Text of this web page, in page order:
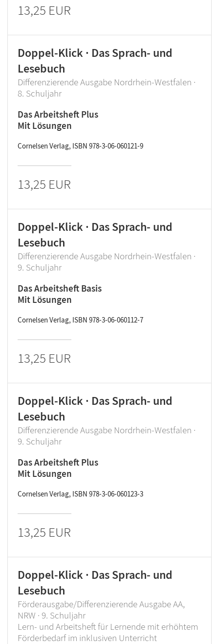
13,25 EUR
Doppel-Klick · Das Sprach- und
Lesebuch
Differenzierende Ausgabe Nordrhein-Westfalen ·
8. Schuljahr
Das Arbeitsheft Plus
Mit Lösungen
Cornelsen Verlag, ISBN 978-3-06-060121-9
13,25 EUR
Doppel-Klick · Das Sprach- und
Lesebuch
Differenzierende Ausgabe Nordrhein-Westfalen ·
9. Schuljahr
Das Arbeitsheft Basis
Mit Lösungen
Cornelsen Verlag, ISBN 978-3-06-060112-7
13,25 EUR
Doppel-Klick · Das Sprach- und
Lesebuch
Differenzierende Ausgabe Nordrhein-Westfalen ·
9. Schuljahr
Das Arbeitsheft Plus
Mit Lösungen
Cornelsen Verlag, ISBN 978-3-06-060123-3
13,25 EUR
Doppel-Klick · Das Sprach- und
Lesebuch
Förderausgabe/Differenzierende Ausgabe AA,
NRW · 9. Schuljahr
Lern- und Arbeitsheft für Lernende mit erhöhtem
Förderbedarf im inklusiven Unterricht